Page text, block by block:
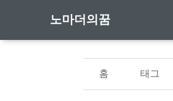
노마더의꿈
홈 태그